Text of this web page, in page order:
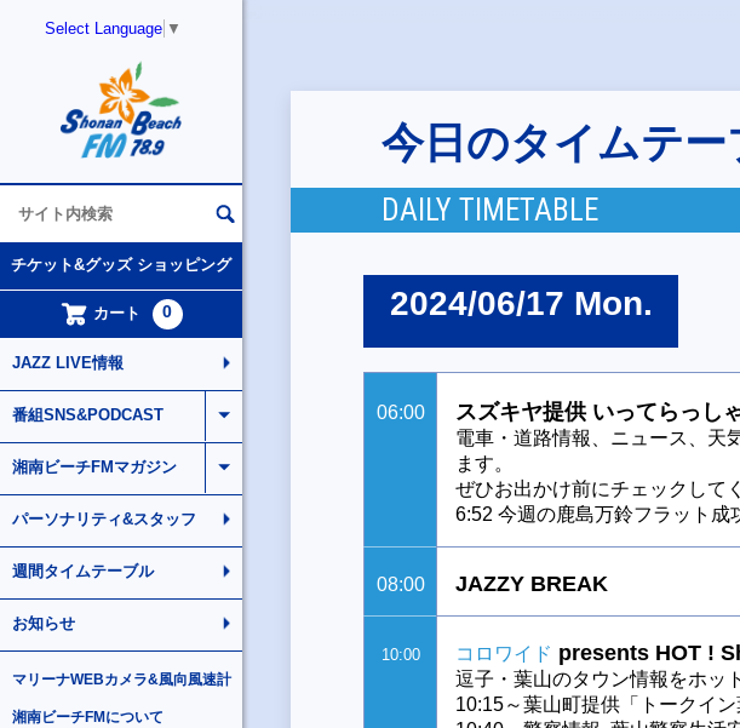
Select Language ▼
チケット&グッズ ショッピング
カート 0
JAZZ LIVE情報
番組SNS&PODCAST
湘南ビーチFMマガジン
パーソナリティ&スタッフ
週間タイムテーブル
お知らせ
マリーナWEBカメラ&風向風速計
湘南ビーチFMについて
今日のタイムテー
DAILY TIMETABLE
2024/06/17 Mon.
06:00 スズキヤ提供 いってらっし
電車・道路情報、ニュース、天
ます。
ぜひお出かけ前にチェックして
6:52 今週の鹿島万鈴フラット成
08:00 JAZZY BREAK
10:00 コロワイド presents HOT !
逗子・葉山のタウン情報をホッ
10:15～葉山町提供「トークイン